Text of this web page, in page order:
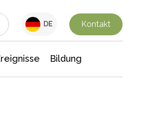
DE Kontakt
Bildung